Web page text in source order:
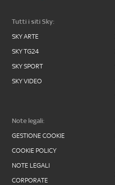
Tutti i siti Sky:
SKY ARTE
SKY TG24
SKY SPORT
SKY VIDEO
Note legali:
GESTIONE COOKIE
COOKIE POLICY
NOTE LEGALI
CORPORATE